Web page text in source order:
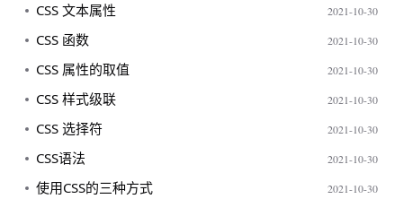
CSS 文本属性 2021-10-30
CSS 函数 2021-10-30
CSS 属性的取值 2021-10-30
CSS 样式级联 2021-10-30
CSS 选择符 2021-10-30
CSS语法 2021-10-30
使用CSS的三种方式 2021-10-30